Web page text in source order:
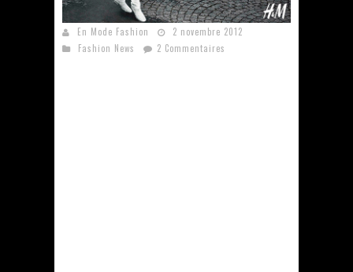
H&M x Maison Martin Margiela
En Mode Fashion
2 novembre 2012
Fashion News
2 Commentaires